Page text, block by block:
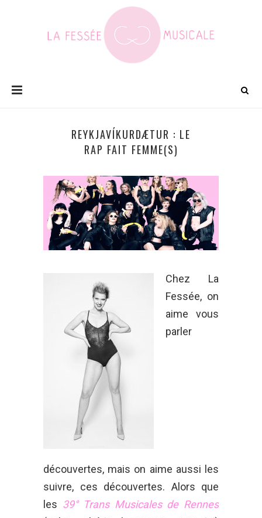
REYKJAVÍKURDÆTUR : LE
RAP FAIT FEMME(S)
Chez La
Fessée, on
aime vous
parler
découvertes, mais on aime aussi les
suivre, ces découvertes. Alors que
les 39° Trans Musicales de Rennes